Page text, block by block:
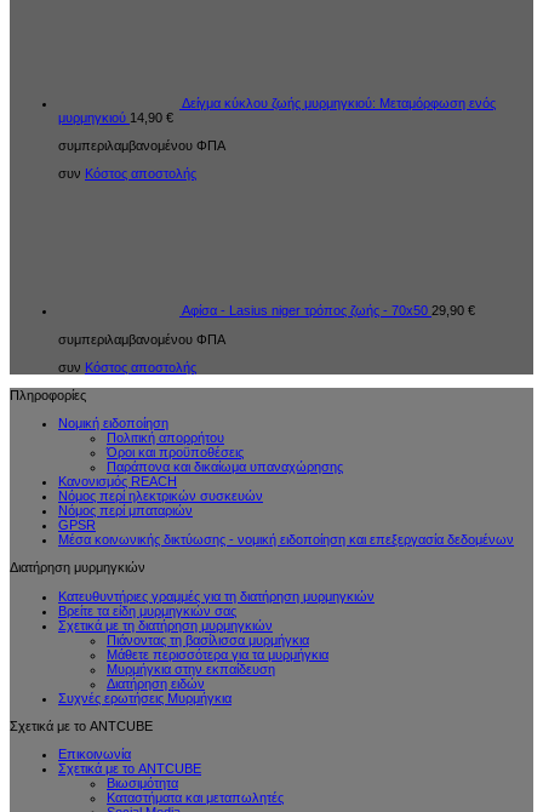
Δείγμα κύκλου ζωής μυρμηγκιού: Μεταμόρφωση ενός
μυρμηγκιού 14,90 €
συμπεριλαμβανομένου ΦΠΑ
συν Κόστος αποστολής
Αφίσα - Lasius niger τρόπος ζωής - 70x50 29,90 €
συμπεριλαμβανομένου ΦΠΑ
συν Κόστος αποστολής
Πληροφορίες
Νομική ειδοποίηση
Πολιτική απορρήτου
Όροι και προϋποθέσεις
Παράπονα και δικαίωμα υπαναχώρησης
Κανονισμός REACH
Νόμος περί ηλεκτρικών συσκευών
Νόμος περί μπαταριών
GPSR
Μέσα κοινωνικής δικτύωσης - νομική ειδοποίηση και επεξεργασία δεδομένων
Διατήρηση μυρμηγκιών
Κατευθυντήριες γραμμές για τη διατήρηση μυρμηγκιών
Βρείτε τα είδη μυρμηγκιών σας
Σχετικά με τη διατήρηση μυρμηγκιών
Πιάνοντας τη βασίλισσα μυρμήγκια
Μάθετε περισσότερα για τα μυρμήγκια
Μυρμήγκια στην εκπαίδευση
Διατήρηση ειδών
Συχνές ερωτήσεις Μυρμήγκια
Σχετικά με το ANTCUBE
Επικοινωνία
Σχετικά με το ANTCUBE
Βιωσιμότητα
Καταστήματα και μεταπωλητές